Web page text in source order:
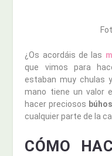
¿Os acordáis de las
que vimos para
estaban muy chulas
mano tiene un valor
hacer preciosos
cualquier parte de la
CÓMO